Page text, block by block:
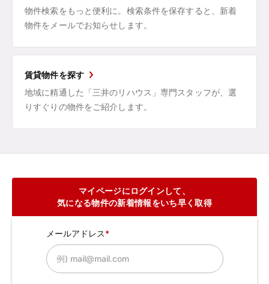
物件検索をもっと便利に。検索条件を保存すると、新着
物件をメールでお知らせします。
賃貸物件を探す
地域に精通した「三井のリハウス」専門スタッフが、選
りすぐりの物件をご紹介します。
マイページにログインして、
気になる物件の新着情報をいち早く取得
メールアドレス